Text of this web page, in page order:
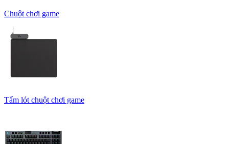
Chuột chơi game
Tấm lót chuột chơi game